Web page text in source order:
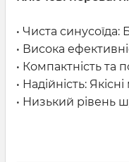
• Чиста
• Висока
• Компактність та
• Надійність:
• Низький рівень